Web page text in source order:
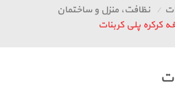
نظافت، منزل و ساختمان
پلی کربنات